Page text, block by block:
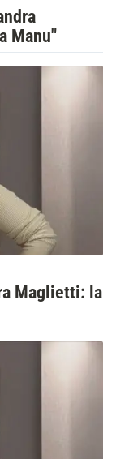
Manu"
Maglietti: la